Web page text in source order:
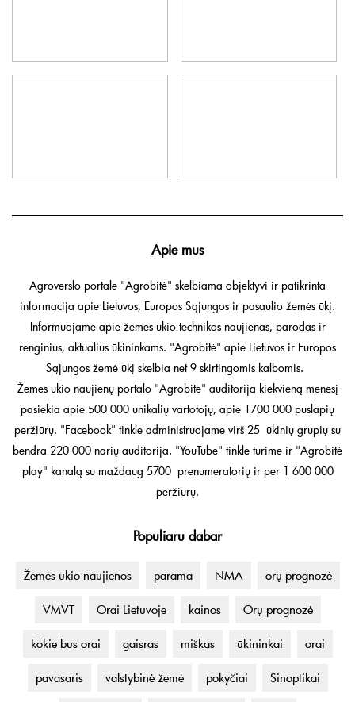
Apie mus
Agroverslo portale "Agrobitė" skelbiama objektyvi ir patikrinta
informacija apie Lietuvos, Europos Sąjungos ir pasaulio žemės ūkį.
Informuojame apie žemės ūkio technikos naujienas, parodas ir
renginius, aktualius ūkininkams. "Agrobitė" apie Lietuvos ir Europos
Sąjungos žemė ūkį skelbia net 9 skirtingomis kalbomis.
Žemės ūkio naujienų portalo "Agrobitė" auditorija kiekvieną mėnesį
pasiekia apie 500 000 unikalių vartotojų, apie 1700 000 puslapių
peržiūrų. "Facebook" tinkle administruojame virš 25 ūkinių grupių su
bendra 220 000 narių auditorija. "YouTube" tinkle turime ir "Agrobitė
play" kanalą su maždaug 5700 prenumeratorių ir per 1 600 000
peržiūrų.
Populiaru dabar
Žemės ūkio naujienos parama NMA orų prognozė
VMVT Orai Lietuvoje kainos Orų prognozė
kokie bus orai gaisras miškas ūkininkai orai
pavasaris valstybinė žemė pokyčiai Sinoptikai